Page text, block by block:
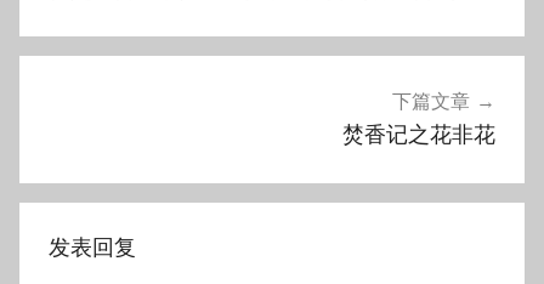
航
下篇文章
焚香记之花非花
发表回复